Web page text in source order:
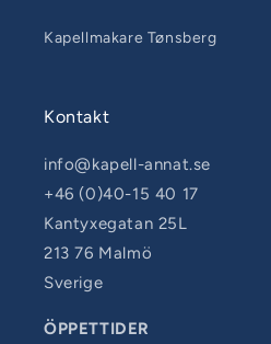
Kapellmakare Tønsberg
Kontakt
info@kapell-annat.se
+46 (0)40-15 40 17
Kantyxegatan 25L
213 76 Malmö
Sverige
ÖPPETTIDER